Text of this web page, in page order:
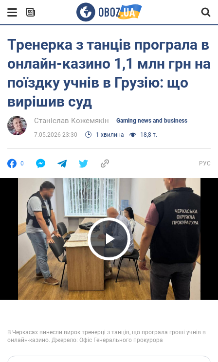
Тренерка з танців програла в
онлайн-казино 1,1 млн грн на
поїздку учнів в Грузію: що
вирішив суд
Станіслав Кожемякін Gaming news and business
7.05.2026 23:30 1 хвилина 18,8 т.
0 РУС
Play Video